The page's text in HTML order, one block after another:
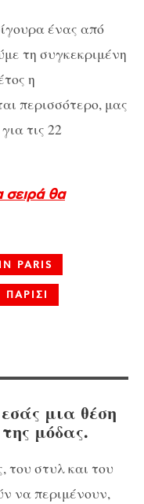
ένας από
τη συγκεκριμένη
η
περισσότερο, μας
τις 22
σειρά θα
PARIS
ΠΑΡΙΣΙ
μια θέση
μόδας.
του στυλ και του
να περιμένουν,